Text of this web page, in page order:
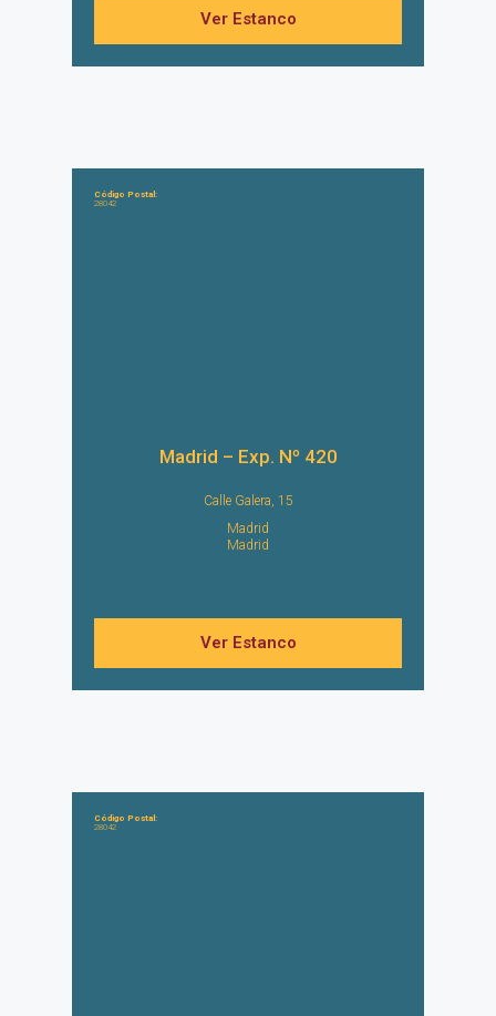
Ver Estanco
Código Postal:
28042
Madrid – Exp. Nº 420
Calle Galera, 15
Madrid
Madrid
Ver Estanco
Código Postal:
28042